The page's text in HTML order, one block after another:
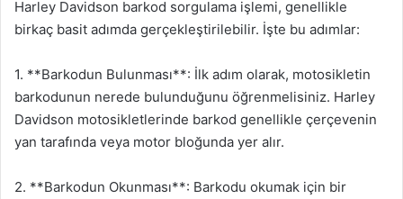
Harley Davidson barkod sorgulama işlemi, genellikle
birkaç basit adımda gerçekleştirilebilir. İşte bu adımlar:
1. **Barkodun Bulunması**: İlk adım olarak, motosikletin
barkodunun nerede bulunduğunu öğrenmelisiniz. Harley
Davidson motosikletlerinde barkod genellikle çerçevenin
yan tarafında veya motor bloğunda yer alır.
2. **Barkodun Okunması**: Barkodu okumak için bir